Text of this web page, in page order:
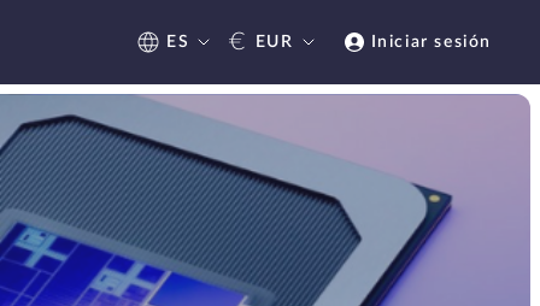
ES € EUR Iniciar sesión